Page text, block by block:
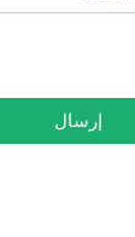
إرسال